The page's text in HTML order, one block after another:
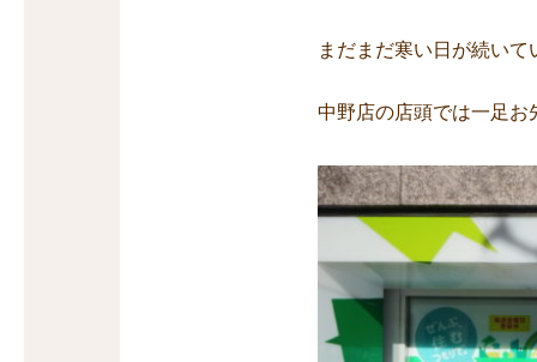
まだまだ寒い日が続い
中野店の店頭では一足お